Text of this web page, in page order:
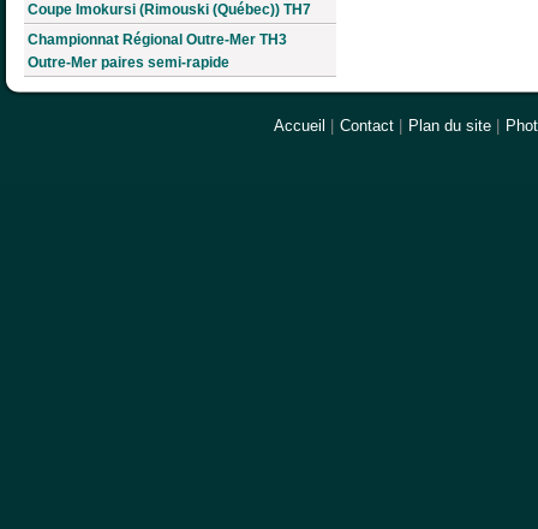
Coupe Imokursi (Rimouski (Québec)) TH7
Championnat Régional Outre-Mer TH3
Outre-Mer paires semi-rapide
Accueil Contact Plan du site